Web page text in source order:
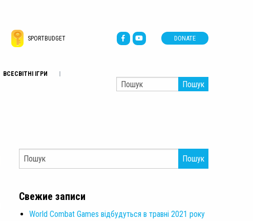
SPORTBUDGET DONATE
ВСЕСВІТНІ ІГРИ
Пошук
Пошук
Свежие записи
World Combat Games відбудуться в травні 2021 року